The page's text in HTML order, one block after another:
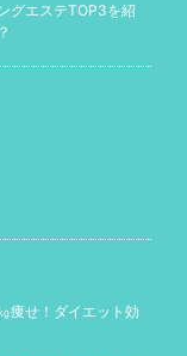
グエステTOP3を紹
痩せ！ダイエット効